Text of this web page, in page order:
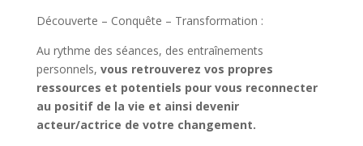
Découverte – Conquête – Transformation :
Au rythme des séances, des entraînements
personnels, vous retrouverez vos propres
ressources et potentiels pour vous reconnecter
au positif de la vie et ainsi devenir
acteur/actrice de votre changement.